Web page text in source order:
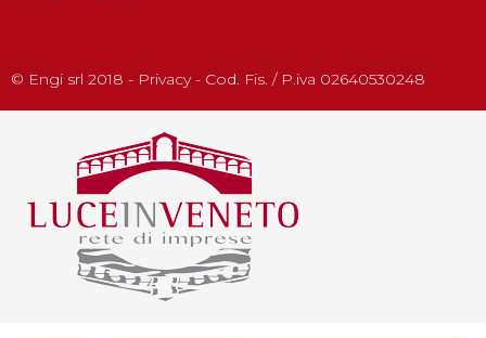
© Engi srl 2018 - Privacy - Cod. Fis. / P.iva 02640530248